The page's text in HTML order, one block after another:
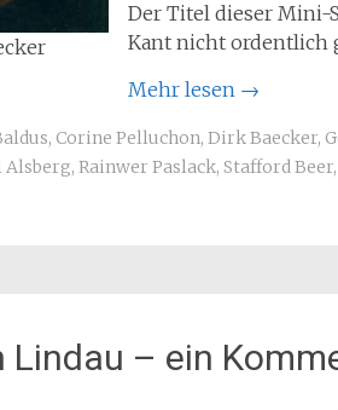
Der Titel dieser Mini-
Kant nicht ordentlich
Mehr lesen →
, Corine Pelluchon, Dirk Baecker,
Alsberg, Rainwer Paslack, Stafford Beer,
Lindau – ein